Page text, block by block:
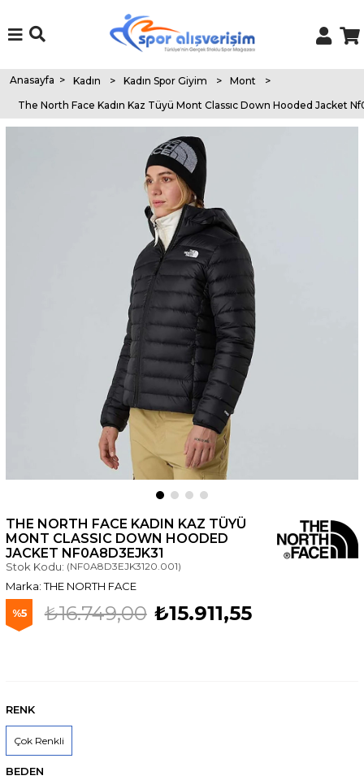
Anasayfa > Kadın > Kadın Spor Giyim > Mont
>
The North Face Kadın Kaz Tüyü Mont Classıc Down Hooded Jacket
THE NORTH FACE KADIN KAZ TÜYÜ
MONT CLASSIC DOWN HOODED
JACKET NF0A8D3EJK31
Stok Kodu: (NF0A8D3EJK3120.001)
THE NORTH FACE
5 ₺16.749,00 ₺15.911,55
RENK
Çok Renkli
BEDEN